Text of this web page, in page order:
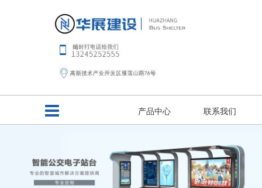
产品中心 联系我们